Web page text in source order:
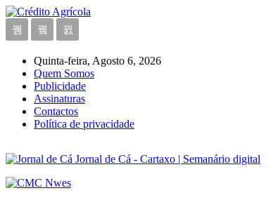
Quinta-feira, Agosto 6, 2026
Quem Somos
Publicidade
Assinaturas
Contactos
Política de privacidade
Jornal de Cá - Cartaxo | Semanário digital